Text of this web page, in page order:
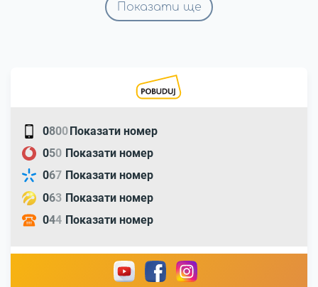
Показати ще
0800Показати номер
050 Показати номер
067 Показати номер
063 Показати номер
044 Показати номер